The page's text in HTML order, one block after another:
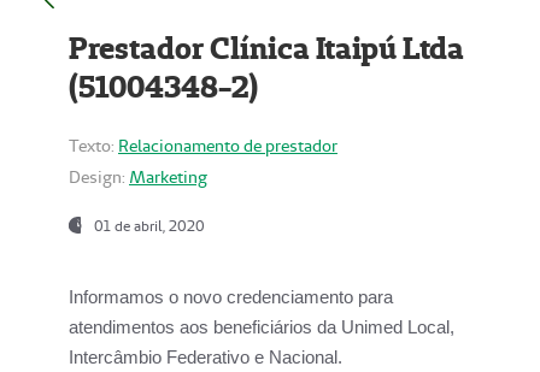
Prestador Clínica Itaipú Ltda
(51004348-2)
Texto: Relacionamento de prestador
Design: Marketing
01 de abril, 2020
Informamos o novo credenciamento para
atendimentos aos beneficiários da Unimed Local,
Intercâmbio Federativo e Nacional.